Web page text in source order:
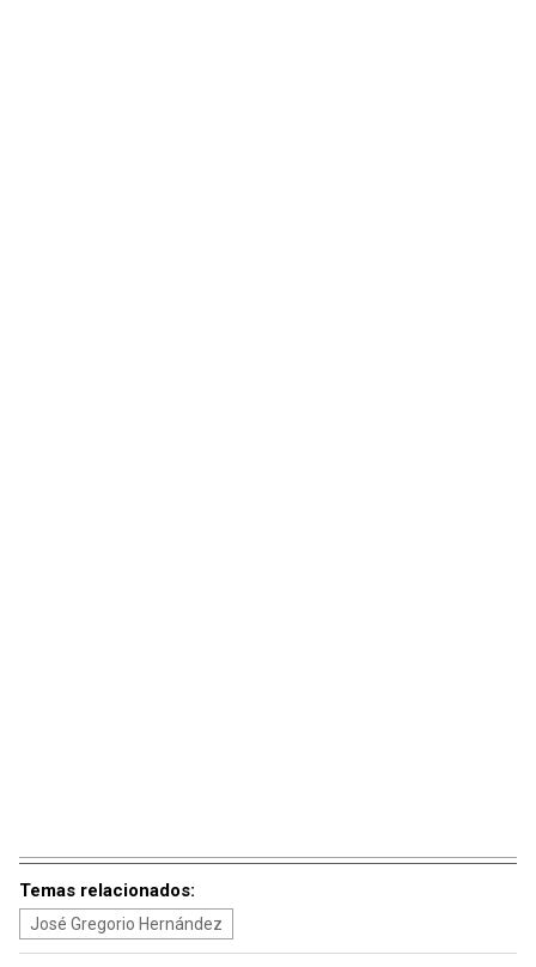
Temas relacionados:
José Gregorio Hernández